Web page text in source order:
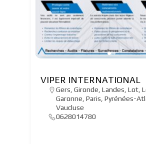
VIPER INTERNATIONAL
Gers, Gironde, Landes, Lot,
Garonne, Paris, Pyrénées-
Vaucluse
0628014780